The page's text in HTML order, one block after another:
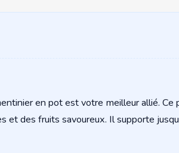
en pot est votre meilleur allié.
et des fruits savoureux. Il supporte